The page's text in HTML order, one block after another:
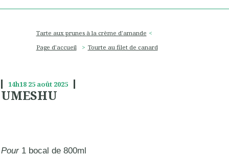
Tarte aux prunes à la crème d'amande
Page d'accueil
Tourte au filet de canard
14h18 25 août 2025
UMESHU
Pour 1 bocal de 800ml